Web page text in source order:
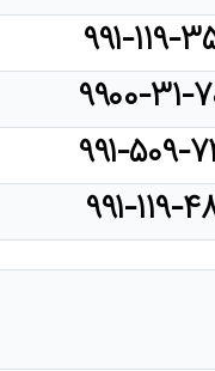
۱۱۹-۳۵۰۰
۳۱-۷۰۰۶
۵۰۹-۷۲۰۰
۱۱۹-۴۸۰۰